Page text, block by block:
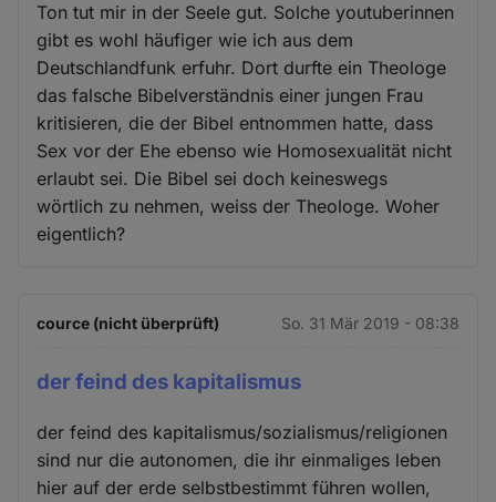
Ton tut mir in der Seele gut. Solche youtuberinnen
gibt es wohl häufiger wie ich aus dem
Deutschlandfunk erfuhr. Dort durfte ein Theologe
das falsche Bibelverständnis einer jungen Frau
kritisieren, die der Bibel entnommen hatte, dass
Sex vor der Ehe ebenso wie Homosexualität nicht
erlaubt sei. Die Bibel sei doch keineswegs
wörtlich zu nehmen, weiss der Theologe. Woher
eigentlich?
cource (nicht überprüft) So. 31 Mär 2019 - 08:38
der feind des kapitalismus
der feind des kapitalismus/sozialismus/religionen
sind nur die autonomen, die ihr einmaliges leben
hier auf der erde selbstbestimmt führen wollen,